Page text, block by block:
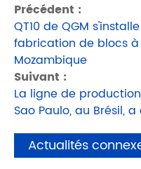
Précédent :
QT10 de QGM
fabrication de blocs
Mozambique
Suivant :
La ligne de
Sao Paulo, au Brésil,
Actualités